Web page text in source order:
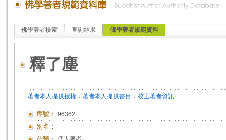
佛學著者檢索 查詢結果 佛學著者規範資料
釋了塵
著者本人提供授權 ． 著者本人提供書目 ． 校正著者資訊
序號： 96362
別名：